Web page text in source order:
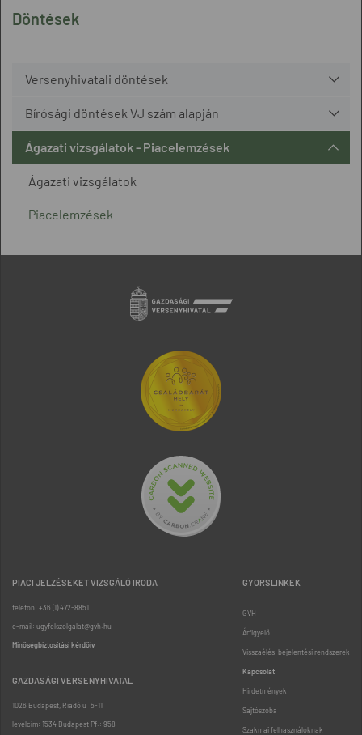
Döntések
Versenyhivatali döntések
Bírósági döntések VJ szám alapján
Ágazati vizsgálatok - Piacelemzések
Ágazati vizsgálatok
Piacelemzések
PIACI JELZÉSEKET VIZSGÁLÓ IRODA
telefon: +36 (1) 472-8851
e-mail: ugyfelszolgalat@gvh.hu
Minőségbiztosítási kérdőív
GAZDASÁGI VERSENYHIVATAL
1026 Budapest, Riadó u. 5-11.
levélcím: 1534 Budapest Pf.: 958
GYORSLINKEK
GVH
Árfigyelő
Visszaélés-bejelentési rendszerek
Kapcsolat
Hirdetmények
Sajtószoba
Szakmai felhasználóknak